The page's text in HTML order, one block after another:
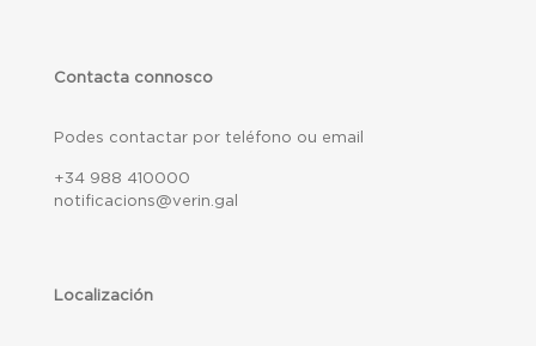
Contacta connosco
Podes contactar por teléfono ou email
+34 988 410000
notificacions@verin.gal
Localización